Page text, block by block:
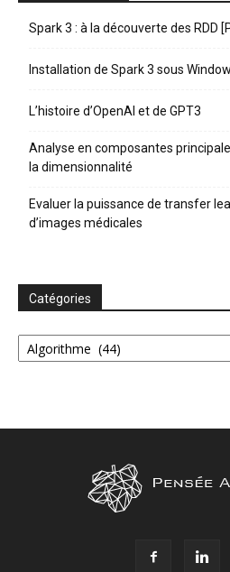
Spark 3 : à la découverte des RDD
Installation de Spark 3 sous
L’histoire d’OpenAI et de GPT3
Analyse en composantes
la dimensionnalité
Evaluer la puissance de transfer
d’images médicales
Catégories
Catégories